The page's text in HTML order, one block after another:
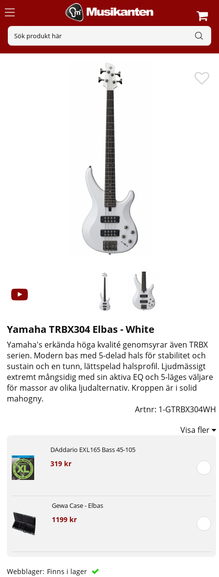
Yamaha TRBX304 Elbas - White
Yamaha's erkända höga kvalité genomsyrar även TRBX
serien. Modern bas med 5-delad hals för stabilitet och
sustain och en tunn, lättspelad halsprofil. Ljudmässigt
extremt mångsidig med sin aktiva EQ och 5-läges väljare
för massor av olika ljudalternativ. Kroppen är i solid
mahogny.
Artnr: 1-GTRBX304WH
Visa fler
DAddario EXL165 Bass 45-105
319 kr
Gewa Case - Elbas
1199 kr
Webblager: Finns i lager